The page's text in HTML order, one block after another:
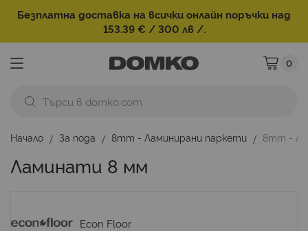
Безплатна доставка на всички онлайн поръчки над
153.39 € / 300 лв /.
Моята
0
Начало За пода 8mm - Ламинирани паркети 8mm -
Ламинати 8 мм
Econ Floor